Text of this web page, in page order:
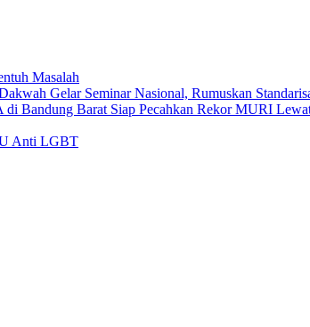
Masalah
Gelar Seminar Nasional, Rumuskan
Bandung Barat Siap Pecahkan Rekor MURI
Anti LGBT